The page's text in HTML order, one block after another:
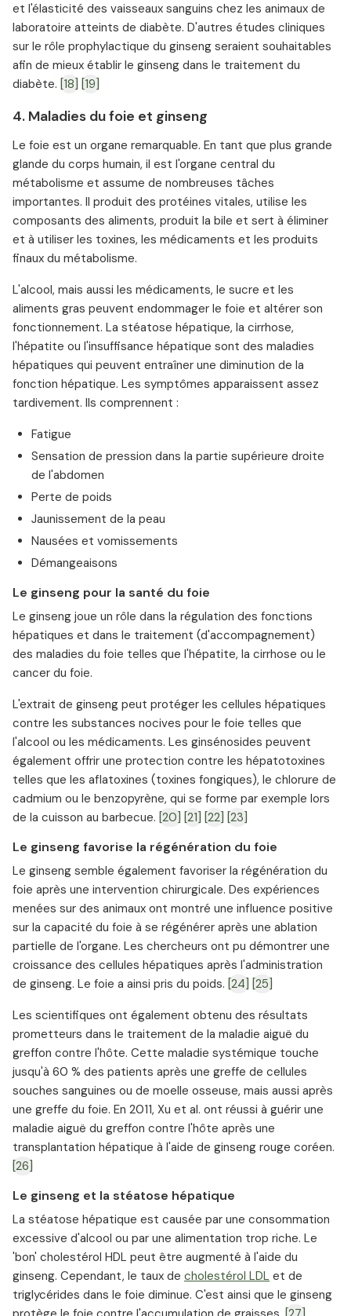
et l'élasticité des vaisseaux sanguins chez les animaux de
laboratoire atteints de diabète. D'autres études cliniques
sur le rôle prophylactique du ginseng seraient souhaitables
afin de mieux établir le ginseng dans le traitement du
diabète. [18] [19]
4. Maladies du foie et ginseng
Le foie est un organe remarquable. En tant que plus grande
glande du corps humain, il est l'organe central du
métabolisme et assume de nombreuses tâches
importantes. Il produit des protéines vitales, utilise les
composants des aliments, produit la bile et sert à éliminer
et à utiliser les toxines, les médicaments et les produits
finaux du métabolisme.
L'alcool, mais aussi les médicaments, le sucre et les
aliments gras peuvent endommager le foie et altérer son
fonctionnement. La stéatose hépatique, la cirrhose,
l'hépatite ou l'insuffisance hépatique sont des maladies
hépatiques qui peuvent entraîner une diminution de la
fonction hépatique. Les symptômes apparaissent assez
tardivement. Ils comprennent :
Fatigue
Sensation de pression dans la partie supérieure droite
de l'abdomen
Perte de poids
Jaunissement de la peau
Nausées et vomissements
Démangeaisons
Le ginseng pour la santé du foie
Le ginseng joue un rôle dans la régulation des fonctions
hépatiques et dans le traitement (d'accompagnement)
des maladies du foie telles que l'hépatite, la cirrhose ou le
cancer du foie.
L'extrait de ginseng peut protéger les cellules hépatiques
contre les substances nocives pour le foie telles que
l'alcool ou les médicaments. Les ginsénosides peuvent
également offrir une protection contre les hépatotoxines
telles que les aflatoxines (toxines fongiques), le chlorure de
cadmium ou le benzopyrène, qui se forme par exemple lors
de la cuisson au barbecue. [20] [21] [22] [23]
Le ginseng favorise la régénération du foie
Le ginseng semble également favoriser la régénération du
foie après une intervention chirurgicale. Des expériences
menées sur des animaux ont montré une influence positive
sur la capacité du foie à se régénérer après une ablation
partielle de l'organe. Les chercheurs ont pu démontrer une
croissance des cellules hépatiques après l'administration
de ginseng. Le foie a ainsi pris du poids. [24]
[25]
Les scientifiques ont également obtenu des résultats
prometteurs dans le traitement de la maladie aiguë du
greffon contre l'hôte. Cette maladie systémique touche
jusqu'à 60 % des patients après une greffe de cellules
souches sanguines ou de moelle osseuse, mais aussi après
une greffe du foie. En 2011, Xu et al. ont réussi à guérir une
maladie aiguë du greffon contre l'hôte après une
transplantation hépatique à l'aide de ginseng rouge coréen.
[26]
Le ginseng et la stéatose hépatique
La stéatose hépatique est causée par une consommation
excessive d'alcool ou par une alimentation trop riche. Le
'bon' cholestérol HDL peut être augmenté à l'aide du
ginseng. Cependant, le taux de cholestérol LDL et de
triglycérides dans le foie diminue. C'est ainsi que le ginseng